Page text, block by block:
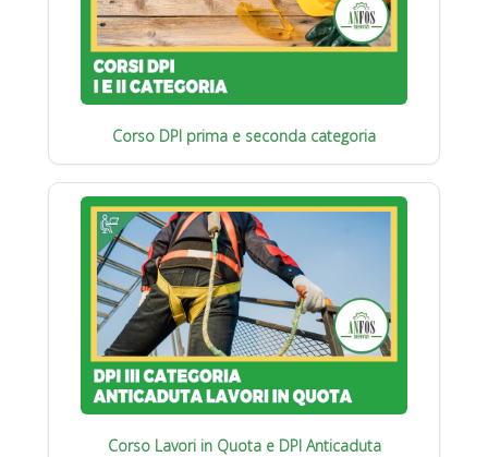
Corso DPI prima e seconda categoria
Corso Lavori in Quota e DPI Anticaduta